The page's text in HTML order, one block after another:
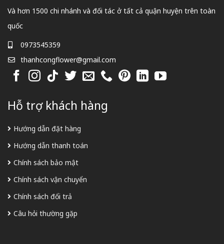
Và hơn 1500 chi nhánh và đối tác ở tất cả quận huyện trên toàn
quốc
0973545359
thanhcongflower@gmail.com
Hỗ trợ khách hàng
Hướng dẫn đặt hàng
Hướng dẫn thanh toán
Chính sách bảo mật
Chính sách vận chuyển
Chính sách đổi trả
Câu hỏi thường gặp